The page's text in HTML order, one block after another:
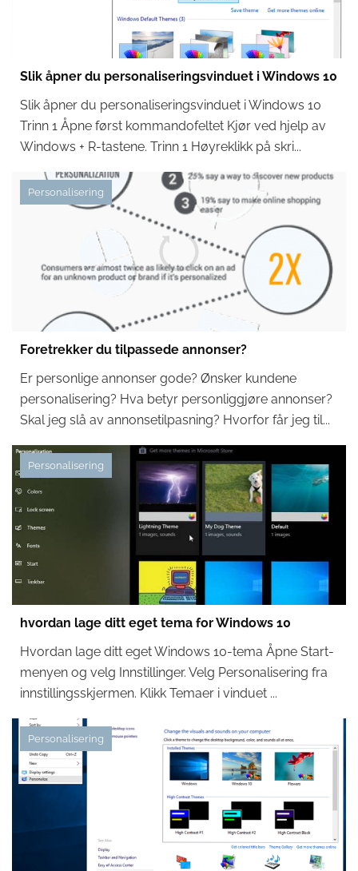
Slik åpner du personaliseringsvinduet i Windows 10
Slik åpner du personaliseringsvinduet i Windows 10
Trinn 1 Åpne først kommandofeltet Kjør ved hjelp av
Windows + R-tastene. Trinn 1 Høyreklikk på skri...
Personalisering
Foretrekker du tilpassede annonser?
Er personlige annonser gode? Ønsker kundene
personalisering? Hva betyr personliggjøre annonser?
Skal jeg slå av annonsetilpasning? Hvorfor får jeg til...
Personalisering
hvordan lage ditt eget tema for Windows 10
Hvordan lage ditt eget Windows 10-tema Åpne Start-
menyen og velg Innstillinger. Velg Personalisering fra
innstillingsskjermen. Klikk Temaer i vinduet ...
Personalisering